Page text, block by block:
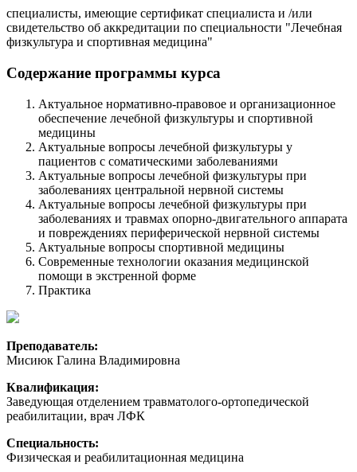
специалисты, имеющие сертификат специалиста и /или
свидетельство об аккредитации по специальности "Лечебная
физкультура и спортивная медицина"
Содержание программы курса
Актуальное нормативно-правовое и организационное
обеспечение лечебной физкультуры и спортивной
медицины
Актуальные вопросы лечебной физкультуры у
пациентов с соматическими заболеваниями
Актуальные вопросы лечебной физкультуры при
заболеваниях центральной нервной системы
Актуальные вопросы лечебной физкультуры при
заболеваниях и травмах опорно-двигательного аппарата
и повреждениях периферической нервной системы
Актуальные вопросы спортивной медицины
Современные технологии оказания медицинской
помощи в экстренной форме
Практика
Преподаватель:
Мисиюк Галина Владимировна
Квалификация:
Заведующая отделением травматолого-ортопедической
реабилитации, врач ЛФК
Специальность:
Физическая и реабилитационная медицина